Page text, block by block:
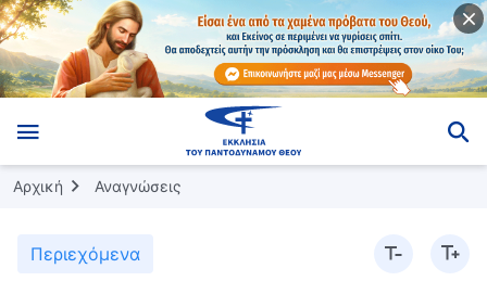
Αρχική Αναγνώσεις
Περιεχόμενα